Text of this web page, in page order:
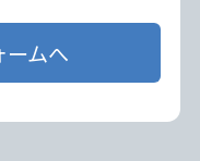
ームへ